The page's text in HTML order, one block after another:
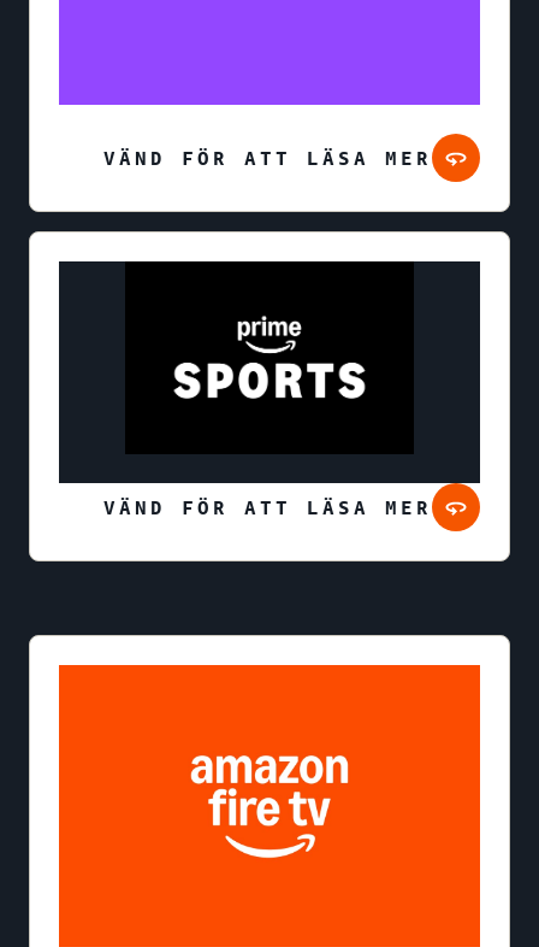
VÄND FÖR ATT LÄSA MER
VÄND FÖR ATT LÄSA MER